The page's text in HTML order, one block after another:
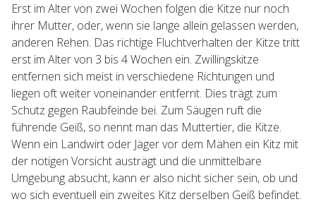
Erst im Alter von zwei Wochen folgen die Kitze nur noch
ihrer Mutter, oder, wenn sie lange allein gelassen werden,
anderen Rehen. Das richtige Fluchtverhalten der Kitze tritt
erst im Alter von 3 bis 4 Wochen ein. Zwillingskitze
entfernen sich meist in verschiedene Richtungen und
liegen oft weiter voneinander entfernt. Dies trägt zum
Schutz gegen Raubfeinde bei. Zum Säugen ruft die
führende Geiß, so nennt man das Muttertier, die Kitze.
Wenn ein Landwirt oder Jäger vor dem Mähen ein Kitz mit
der nötigen Vorsicht austrägt und die unmittelbare
Umgebung absucht, kann er also nicht sicher sein, ob und
wo sich eventuell ein zweites Kitz derselben Geiß befindet.